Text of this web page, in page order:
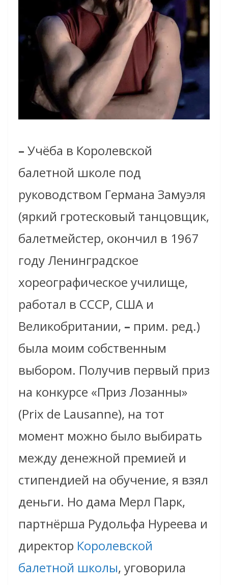
– Учёба в Королевской
балетной школе под
руководством Германа Замуэля
(яркий гротесковый танцовщик,
балетмейстер, окончил в 1967
году Ленинградское
хореографическое училище,
работал в СССР, США и
Великобритании, – прим. ред.)
была моим собственным
выбором. Получив первый приз
на конкурсе «Приз Лозанны»
(Prix de Lausanne), на тот
момент можно было выбирать
между денежной премией и
стипендией на обучение, я взял
деньги. Но дама Мерл Парк,
партнёрша Рудольфа Нуреева и
директор Королевской
балетной школы, уговорила